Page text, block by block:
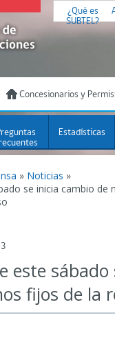
¿Qué es
SUBTEL?
Concesionarios y
Estadísticas
» Noticias »
se inicia cambio
este
fijos de la